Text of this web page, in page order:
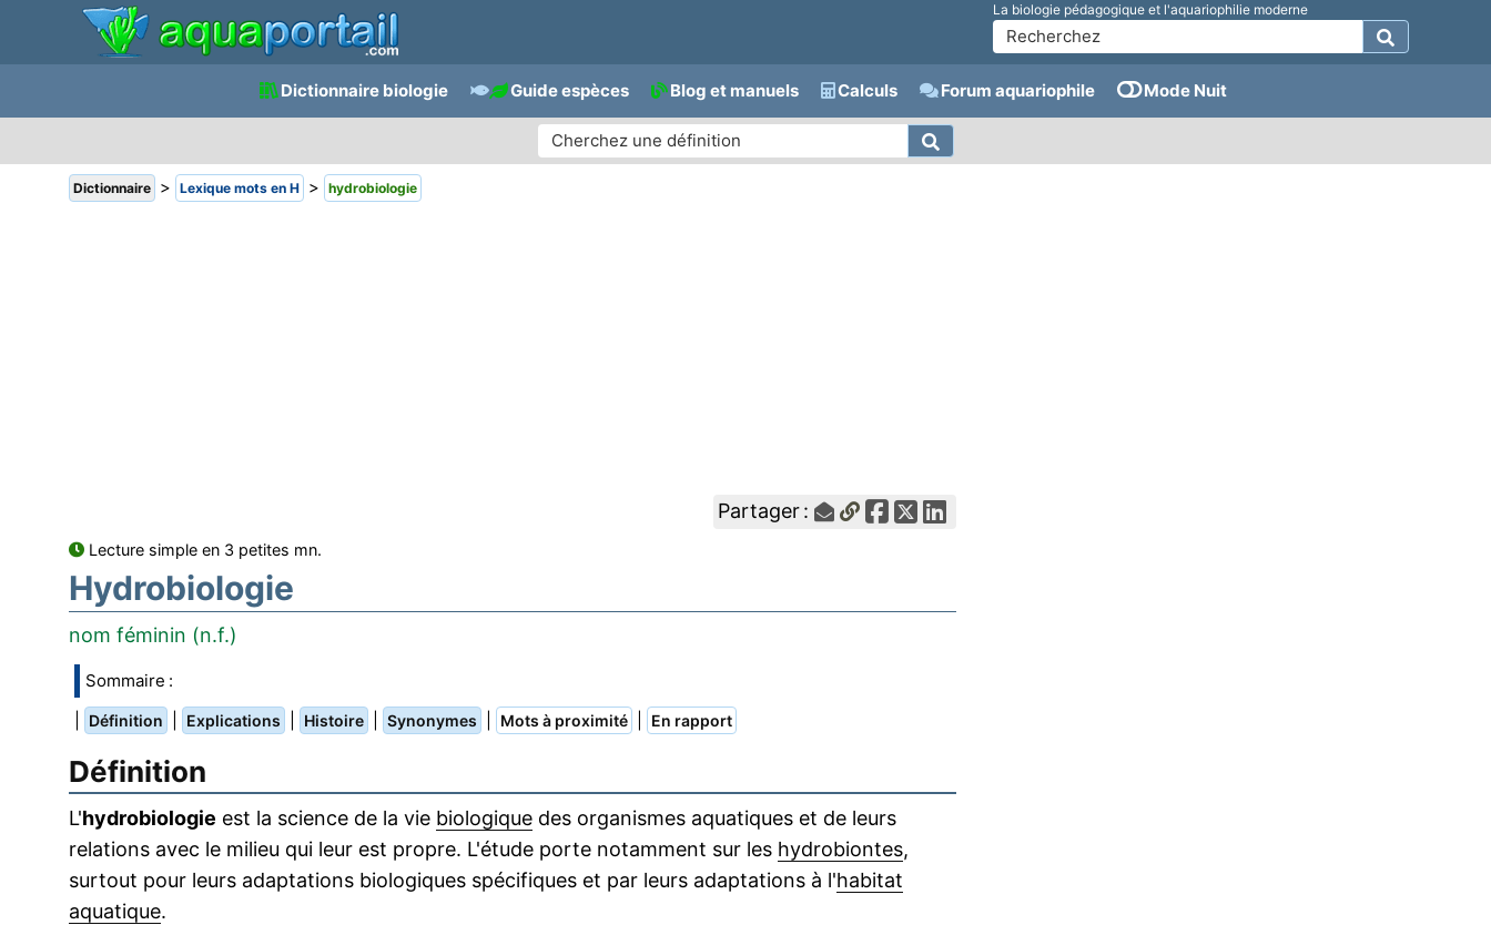
La biologie pédagogique et l'aquariophilie moderne
Dictionnaire biologie Guide espèces Blog et manuels Calculs Forum aquariophile Mode Nuit
Dictionnaire > Lexique mots en H > hydrobiologie
Partager :
Lecture simple en 3 petites mn.
Hydrobiologie
nom féminin (n.f.)
Sommaire :
Définition Explications Histoire Synonymes Mots à proximité En rapport
Définition
L'hydrobiologie est la science de la vie biologique des organismes aquatiques et de leurs
relations avec le milieu qui leur est propre. L'étude porte notamment sur les hydrobiontes,
surtout pour leurs adaptations biologiques spécifiques et par leurs adaptations à l'habitat
aquatique.